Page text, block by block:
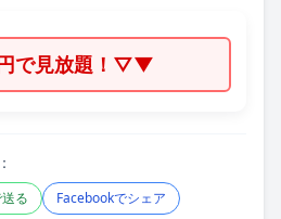
で見放題！▽▼
る
Facebookでシェア